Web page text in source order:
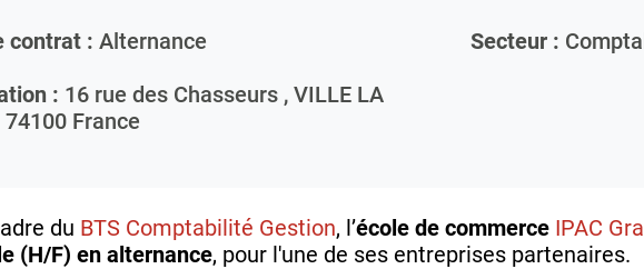
contrat : Alternance Secteur :
: 16 rue des Chasseurs , VILLE LA
74100 France
du BTS Comptabilité Gestion, l’école de commerce IPAC
(H/F) en alternance, pour l'une de ses entreprises partenaires.